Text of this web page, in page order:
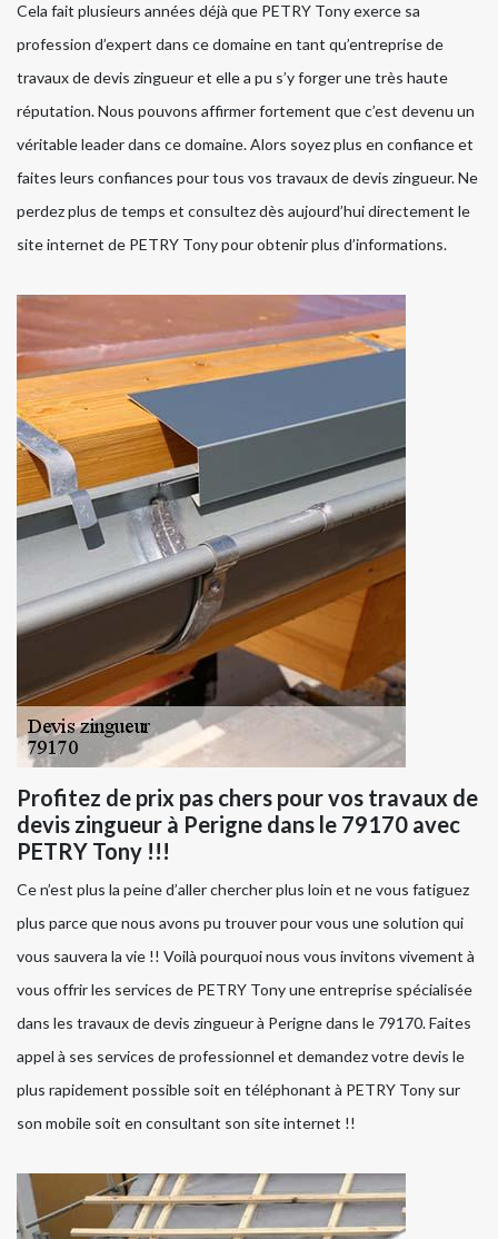
Cela fait plusieurs années déjà que PETRY Tony exerce sa
profession d’expert dans ce domaine en tant qu’entreprise de
travaux de devis zingueur et elle a pu s’y forger une très haute
réputation. Nous pouvons affirmer fortement que c’est devenu un
véritable leader dans ce domaine. Alors soyez plus en confiance et
faites leurs confiances pour tous vos travaux de devis zingueur. Ne
perdez plus de temps et consultez dès aujourd’hui directement le
site internet de PETRY Tony pour obtenir plus d’informations.
Profitez de prix pas chers pour vos travaux de
devis zingueur à Perigne dans le 79170 avec
PETRY Tony !!!
Ce n’est plus la peine d’aller chercher plus loin et ne vous fatiguez
plus parce que nous avons pu trouver pour vous une solution qui
vous sauvera la vie !! Voilà pourquoi nous vous invitons vivement à
vous offrir les services de PETRY Tony une entreprise spécialisée
dans les travaux de devis zingueur à Perigne dans le 79170. Faites
appel à ses services de professionnel et demandez votre devis le
plus rapidement possible soit en téléphonant à PETRY Tony sur
son mobile soit en consultant son site internet !!